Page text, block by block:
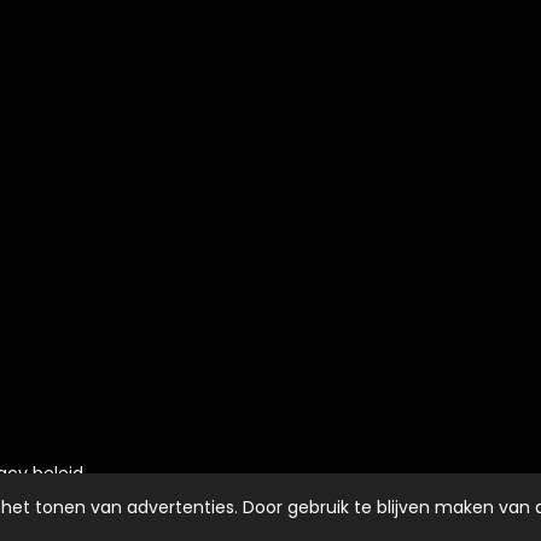
tonen van advertenties. Door gebruik te blijven maken van
beleid